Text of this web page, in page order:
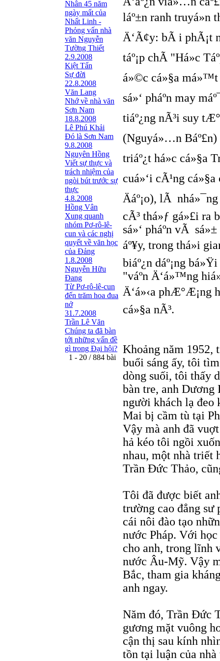
Nhân 45 năm
ngày mất của
Nhất Linh -
Phỏng vấn nhà
văn Nguyễn
Tường Thiết
2.9.2008
Kiệt Tấn
Sự đời
22.8.2008
Văn Lang
Nhớ về nhà văn
Sơn Nam
18.8.2008
Lê Phú Khải
Đó là Sơn Nam
9.8.2008
Nguyên Hồng
Viết sự thực và
trách nhiệm của
ngòi bút trước sự
thực
4.8.2008
Hồng Vân
Xung quanh
nhóm Pơ-rô-lê-
cun và các nghị
quyết về văn học
của Đảng
1.8.2008
Nguyễn Hữu
Đang
Từ Pơ-rô-lê-cun
đến trăm hoa đua
nở
31.7.2008
Trần Lê Văn
Chúng ta đã bàn
tới những vấn đề
gì trong Đại hội?
1 - 20 / 884 bài
láº±n ranh truyá»n
Ä‘Ã¢y: bÃ i phÃ¡t
táº¡p chÃ­ "Há»c
á»©c cá»§a má»™t
sá»‘ pháº­n may
tiáº¿ng nÃ³i suy
(Nguyá»…n Báº£n)
triáº¿t há»c cá»§a
cuá»‘i cÃ¹ng
Äáº¡o), lÃ
cÃ³ thá»ƒ gá»£i ra
sá»‘ pháº­n vÃ
áº¥y, trong thá»i
biáº¿n dáº¡ng
"váº­n Ä‘á»™ng
Ä‘á»‹a phÆ°Æ¡ng
cá»§a nÃ³.
Khoảng năm 1952,
buổi sáng ấy, tôi
dòng suối, tôi thấy
bàn tre, anh
người khách lạ đeo
Mai bị cầm tù tại
Vậy mà anh đã
hả kéo tôi ngồi
nhau, một nhà triết
Trần Đức Thảo,
Tôi đã được biết
trường cao đẳng
cái nôi đào tạo
nước Pháp. Với
cho anh, trong lĩnh
nước Âu-Mỹ. Vậy
Bắc, tham gia
anh ngay.
Năm đó, Trần Đức
gương mặt vuông
cận thị sau kính
tồn tại luận của nhà